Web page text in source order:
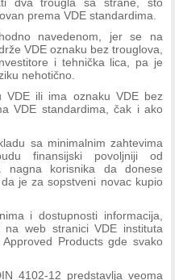
prema VDE standardima.
navedenom, jer se na
VDE oznaku bez trouglova,
i tehnička lica, pa je
nehotično.
VDE ili ima oznaku VDE bez
VDE standardima, čak i ako
sa minimalnim zahtevima
finansijski povoljniji od
nagna korisnika da donese
je za sopstveni novac kupio
i dostupnosti informacija,
web stranici VDE instituta
Approved Products gde svako
4102-12 predstavlja veoma